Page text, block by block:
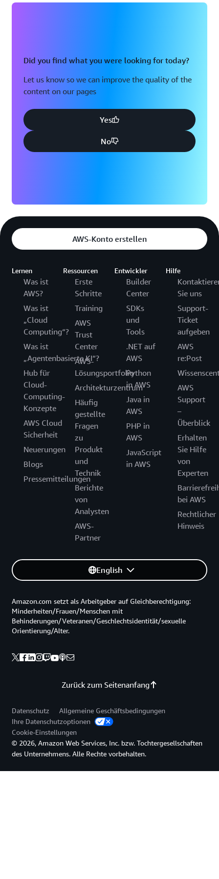
Did you find what you were looking for today?
Let us know so we can improve the quality of the
content on our pages
Yes
No
AWS-Konto erstellen
Lernen
Was ist
AWS?
Was ist
„Cloud
Computing“?
Was ist
„Agentenbasierte KI“?
Hub für
Cloud-
Computing-
Konzepte
AWS Cloud
Sicherheit
Neuerungen
Blogs
Pressemitteilungen
Ressourcen
Erste
Schritte
Training
AWS
Trust
Center
AWS-
Lösungsportfolio
Architekturzentrum
Häufig
gestellte
Fragen
zu
Produkt
und
Technik
Berichte
von
Analysten
AWS-
Partner
Entwickler
Builder
Center
SDKs
und
Tools
.NET auf
AWS
Python
in AWS
Java in
AWS
PHP in
AWS
JavaScript
in AWS
Hilfe
Sie uns
Support-
Ticket
aufgeben
AWS
re:Post
AWS
Support
–
Überblick
Erhalten
Sie Hilfe
von
Experten
bei AWS
Rechtlicher
Hinweis
English
Zurück zum Seitenanfang
Amazon.com setzt als Arbeitgeber auf Gleichberechtigung:
Minderheiten/Frauen/Menschen mit
Behinderungen/Veteranen/Geschlechtsidentität/sexuelle
Orientierung/Alter.
Datenschutz
Allgemeine Geschäftsbedingungen
Ihre Datenschutzoptionen
Cookie-Einstellungen
© 2026, Amazon Web Services, Inc. bzw. Tochtergesellschaften
des Unternehmens. Alle Rechte vorbehalten.